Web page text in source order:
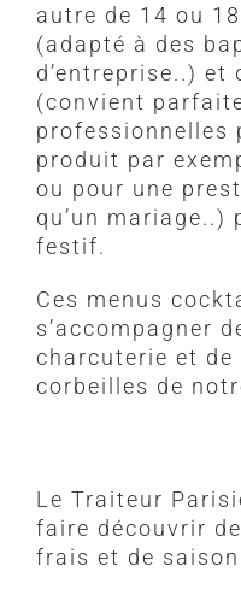
autre de 14 ou
(adapté à des
d’entreprise..) et
(convient
professionnelles
produit par
ou pour une
qu’un mariage..)
festif.
Ces menus
s’accompagner
charcuterie et de
corbeilles de
Le Traiteur
faire découvrir
frais et de